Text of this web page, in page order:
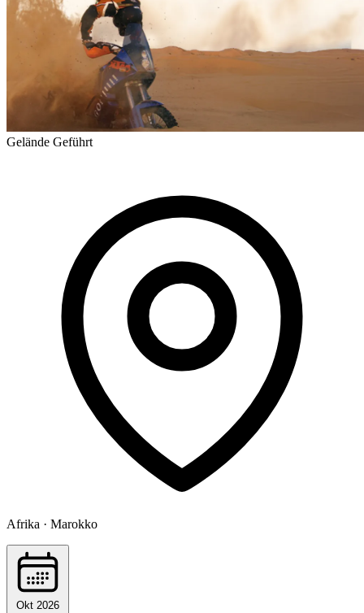
Gelände Geführt
Afrika · Marokko
Okt 2026